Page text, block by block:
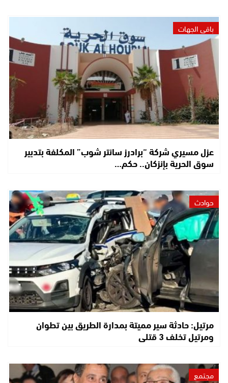
باقي الجهات
عزل مسيري شركة “برادرز سانتر شوب” المكلفة بتدبير
سوق الحرية بإنزكان.. حكم…
حوادث
مرتيل: حادثة سير مميتة بمدارة الطريق بين تطوان
ومرتيل تخلف 3 قتلى
مجتمع